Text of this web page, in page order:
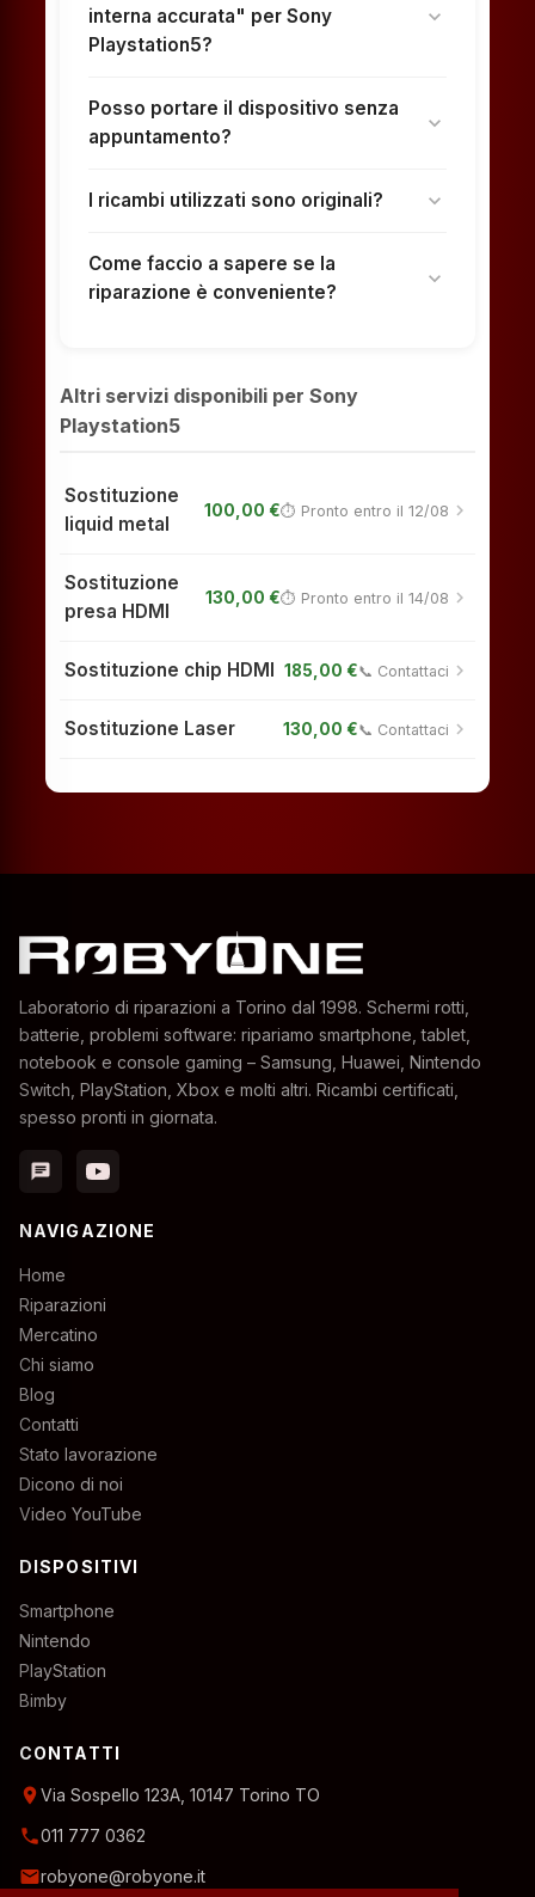
interna accurata" per Sony
Playstation5?
expand_more
Posso portare il dispositivo senza
appuntamento?
expand_more
I ricambi utilizzati sono originali? expand_more
Come faccio a sapere se la
riparazione è conveniente?
expand_more
Altri servizi disponibili per Sony
Playstation5
Sostituzione
liquid metal
100,00 €⏱ Pronto entro il 12/08 chevron_right
Sostituzione
presa HDMI
130,00 €⏱ Pronto entro il 14/08 chevron_right
Sostituzione chip HDMI 185,00 €📞 Contattaci chevron_right
Sostituzione Laser 130,00 €📞 Contattaci chevron_right
Laboratorio di riparazioni a Torino dal 1998. Schermi rotti,
batterie, problemi software: ripariamo smartphone, tablet,
notebook e console gaming – Samsung, Huawei, Nintendo
Switch, PlayStation, Xbox e molti altri. Ricambi certificati,
spesso pronti in giornata.
chat
NAVIGAZIONE
Home
Riparazioni
Mercatino
Chi siamo
Blog
Contatti
Stato lavorazione
Dicono di noi
Video YouTube
DISPOSITIVI
Smartphone
Nintendo
PlayStation
Bimby
CONTATTI
location_onVia Sospello 123A, 10147 Torino TO
phone011 777 0362
emailrobyone@robyone.it